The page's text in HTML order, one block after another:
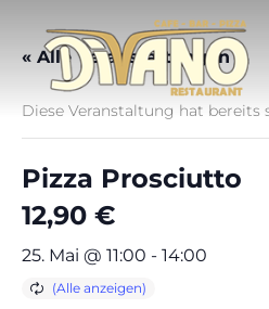
« Alle Veranstaltungen
Diese Veranstaltung hat bereits
Pizza Prosciutto
12,90 €
25. Mai @ 11:00 - 14:00